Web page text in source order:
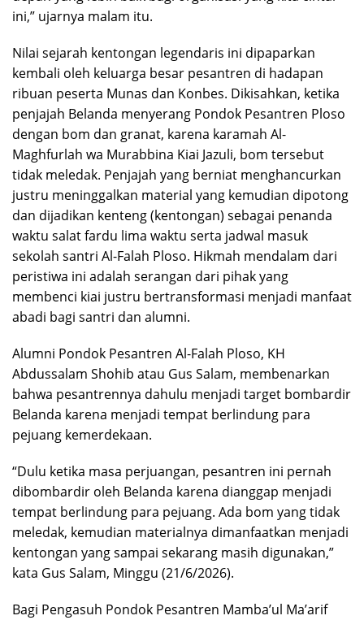
ini,” ujarnya malam itu.
Nilai sejarah kentongan legendaris ini dipaparkan
kembali oleh keluarga besar pesantren di hadapan
ribuan peserta Munas dan Konbes. Dikisahkan, ketika
penjajah Belanda menyerang Pondok Pesantren Ploso
dengan bom dan granat, karena karamah Al-
Maghfurlah wa Murabbina Kiai Jazuli, bom tersebut
tidak meledak. Penjajah yang berniat menghancurkan
justru meninggalkan material yang kemudian dipotong
dan dijadikan kenteng (kentongan) sebagai penanda
waktu salat fardu lima waktu serta jadwal masuk
sekolah santri Al-Falah Ploso. Hikmah mendalam dari
peristiwa ini adalah serangan dari pihak yang
membenci kiai justru bertransformasi menjadi manfaat
abadi bagi santri dan alumni.
Alumni Pondok Pesantren Al-Falah Ploso, KH
Abdussalam Shohib atau Gus Salam, membenarkan
bahwa pesantrennya dahulu menjadi target bombardir
Belanda karena menjadi tempat berlindung para
pejuang kemerdekaan.
“Dulu ketika masa perjuangan, pesantren ini pernah
dibombardir oleh Belanda karena dianggap menjadi
tempat berlindung para pejuang. Ada bom yang tidak
meledak, kemudian materialnya dimanfaatkan menjadi
kentongan yang sampai sekarang masih digunakan,”
kata Gus Salam, Minggu (21/6/2026).
Bagi Pengasuh Pondok Pesantren Mamba’ul Ma’arif